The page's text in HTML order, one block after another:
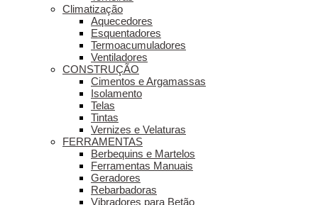
Climatização
Aquecedores
Esquentadores
Termoacumuladores
Ventiladores
CONSTRUÇÃO
Cimentos e Argamassas
Isolamento
Telas
Tintas
Vernizes e Velaturas
FERRAMENTAS
Berbequins e Martelos
Ferramentas Manuais
Geradores
Rebarbadoras
Vibradores para Betão